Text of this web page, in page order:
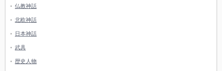
仏教神話
北欧神話
日本神話
武具
歴史人物